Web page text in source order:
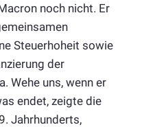
noch nicht. Er
Steuerhoheit sowie
der
Wehe uns, wenn er
endet, zeigte die
Jahrhunderts,